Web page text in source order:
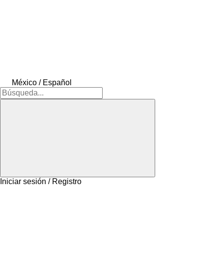
México / Español
Iniciar sesión / Registro